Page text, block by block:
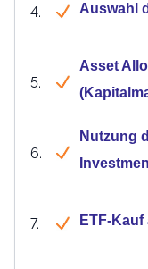
4. Auswahl
5.
Asset
6.
Nutzung
7. ETF-